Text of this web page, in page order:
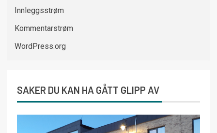
Innleggsstrøm
Kommentarstrøm
WordPress.org
SAKER DU KAN HA GÅTT GLIPP AV